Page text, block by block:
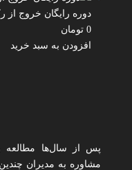
دوره رایگان خروج از
0 تومان
افزودن به سبد خرید
پس از سال‌ها
مشاوره به مدیران